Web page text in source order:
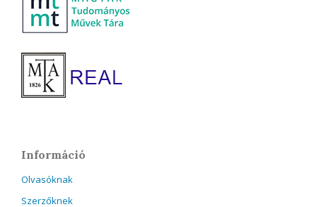
Információ
Olvasóknak
Szerzőknek